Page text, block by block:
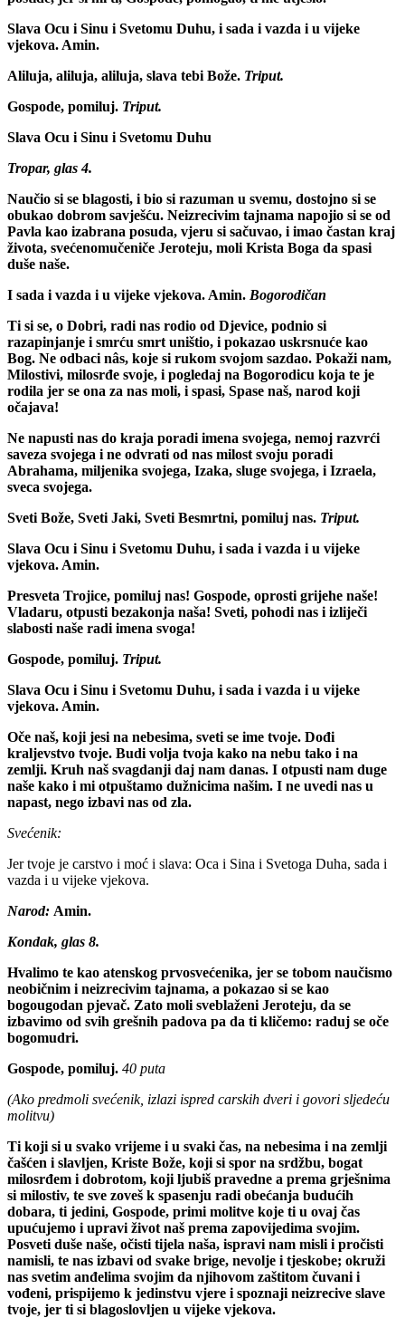
Slava Ocu i Sinu i Svetomu Duhu, i sada i vazda i u vijeke
vjekova. Amin.
Aliluja, aliluja, aliluja, slava tebi Bože. Triput.
Gospode, pomiluj. Triput.
Slava Ocu i Sinu i Svetomu Duhu
Tropar, glas 4.
Naučio si se blagosti, i bio si razuman u svemu, dostojno si se
obukao dobrom savješću. Neizrecivim tajnama napojio si se od
Pavla kao izabrana posuda, vjeru si sačuvao, i imao častan kraj
života, svećenomučeniče Jeroteju, moli Krista Boga da spasi
duše naše.
I sada i vazda i u vijeke vjekova. Amin. Bogorodičan
Ti si se, o Dobri, radi nas rodio od Djevice, podnio si
razapinjanje i smrću smrt uništio, i pokazao uskrsnuće kao
Bog. Ne odbaci nâs, koje si rukom svojom sazdao. Pokaži nam,
Milostivi, milosrđe svoje, i pogledaj na Bogorodicu koja te je
rodila jer se ona za nas moli, i spasi, Spase naš, narod koji
očajava!
Ne napusti nas do kraja poradi imena svojega, nemoj razvrći
saveza svojega i ne odvrati od nas milost svoju poradi
Abrahama, miljenika svojega, Izaka, sluge svojega, i Izraela,
sveca svojega.
Sveti Bože, Sveti Jaki, Sveti Besmrtni, pomiluj nas. Triput.
Slava Ocu i Sinu i Svetomu Duhu, i sada i vazda i u vijeke
vjekova. Amin.
Presveta Trojice, pomiluj nas! Gospode, oprosti grijehe naše!
Vladaru, otpusti bezakonja naša! Sveti, pohodi nas i izliječi
slabosti naše radi imena svoga!
Gospode, pomiluj. Triput.
Slava Ocu i Sinu i Svetomu Duhu, i sada i vazda i u vijeke
vjekova. Amin.
Oče naš, koji jesi na nebesima, sveti se ime tvoje. Dođi
kraljevstvo tvoje. Budi volja tvoja kako na nebu tako i na
zemlji. Kruh naš svagdanji daj nam danas. I otpusti nam duge
naše kako i mi otpuštamo dužnicima našim. I ne uvedi nas u
napast, nego izbavi nas od zla.
Svećenik:
Jer tvoje je carstvo i moć i slava: Oca i Sina i Svetoga Duha, sada i
vazda i u vijeke vjekova.
Narod: Amin.
Kondak, glas 8.
Hvalimo te kao atenskog prvosvećenika, jer se tobom naučismo
neobičnim i neizrecivim tajnama, a pokazao si se kao
bogougodan pjevač. Zato moli sveblaženi Jeroteju, da se
izbavimo od svih grešnih padova pa da ti kličemo: raduj se oče
bogomudri.
Gospode, pomiluj. 40 puta
(Ako predmoli svećenik, izlazi ispred carskih dveri i govori sljedeću
molitvu)
Ti koji si u svako vrijeme i u svaki čas, na nebesima i na zemlji
čašćen i slavljen, Kriste Bože, koji si spor na srdžbu, bogat
milosrđem i dobrotom, koji ljubiš pravedne a prema grješnima
si milostiv, te sve zoveš k spasenju radi obećanja budućih
dobara, ti jedini, Gospode, primi molitve koje ti u ovaj čas
upućujemo i upravi život naš prema zapovijedima svojim.
Posveti duše naše, očisti tijela naša, ispravi nam misli i pročisti
namisli, te nas izbavi od svake brige, nevolje i tjeskobe; okruži
nas svetim anđelima svojim da njihovom zaštitom čuvani i
vođeni, prispijemo k jedinstvu vjere i spoznaji neizrecive slave
tvoje, jer ti si blagoslovljen u vijeke vjekova.